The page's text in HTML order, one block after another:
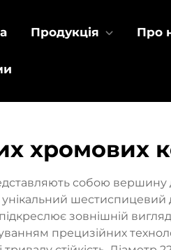
Продукція Про
хромових
собою вершину
зовнішній
прецизійних